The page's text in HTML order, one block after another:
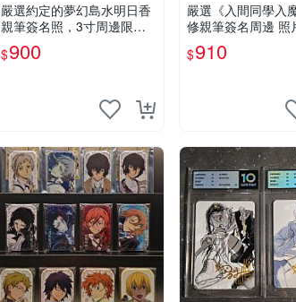
嚴選約定的夢幻島水明日香
親筆簽名照，3寸周邊限量
珍藏 紙質佳 附卡磚 約定的
夢幻島 筆記本 名人照
$900
嚴選《入間同學入
修親筆簽名周邊 照
新含卡磚 收藏推薦
片 周邊收藏
$910